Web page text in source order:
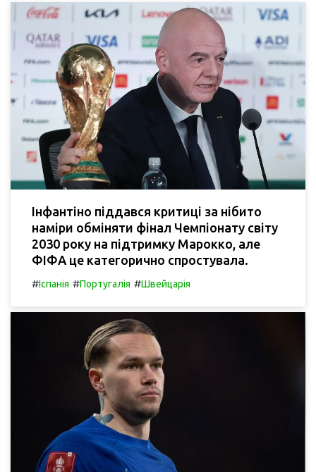
Інфантіно піддався критиці за нібито
наміри обміняти фінал Чемпіонату світу
2030 року на підтримку Марокко, але
ФІФА це категорично спростувала.
#Іспанія #Португалія #Швейцарія